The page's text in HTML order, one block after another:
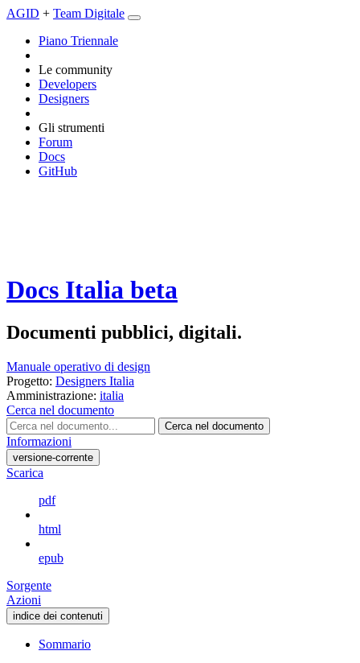
AGID + Team Digitale
Piano Triennale
Le community
Developers
Designers
Gli strumenti
Forum
Docs
GitHub
Docs Italia beta
Documenti pubblici, digitali.
Manuale operativo di design
Progetto: Designers Italia
Amministrazione: italia
Cerca nel documento
Cerca nel documento
Informazioni
versione-corrente
Scarica
pdf
html
epub
Sorgente
Azioni
indice dei contenuti
Sommario